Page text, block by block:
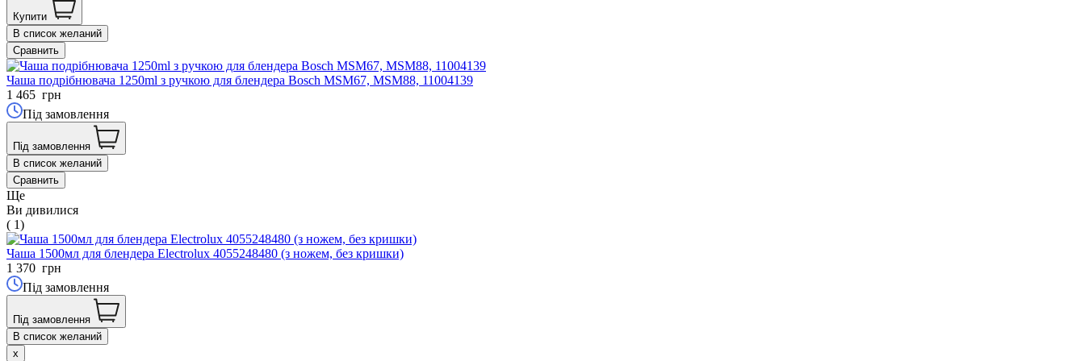
Купити
В список желаний
Сравнить
Чаша подрібнювача 1250ml з ручкою для блендера Bosch MSM67, MSM88, 11004139
1 465 грн
Під замовлення
Під замовлення
В список желаний
Сравнить
Ще
Ви дивилися
( 1)
Чаша 1500мл для блендера Electrolux 4055248480 (з ножем, без кришки)
1 370 грн
Під замовлення
Під замовлення
В список желаний
x